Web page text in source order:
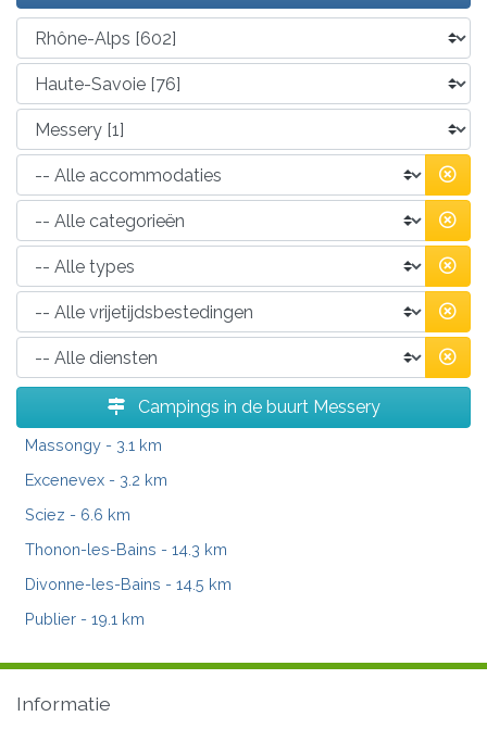
Campings in de buurt Messery
Massongy - 3.1 km
Excenevex - 3.2 km
Sciez - 6.6 km
Thonon-les-Bains - 14.3 km
Divonne-les-Bains - 14.5 km
Publier - 19.1 km
Informatie